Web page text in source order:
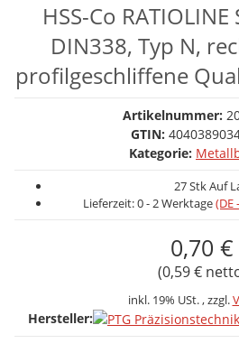
HSS-Co
DIN338, Typ N,
profilgeschliffene
Artikelnummer:
GTIN:
Kategorie:
27 Stk Auf
Lieferzeit:0 - 2 Werktage(DE
0,70 €
(0,59 €
inkl. 19% USt. , zzgl.
Hersteller: